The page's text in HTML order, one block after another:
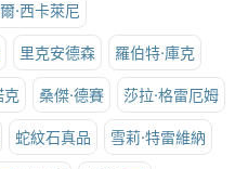
·西卡萊尼
里克安德森 羅伯特·庫克
克 桑傑·德賽 莎拉·格雷厄姆
蛇紋石真品 雪莉·特雷維納